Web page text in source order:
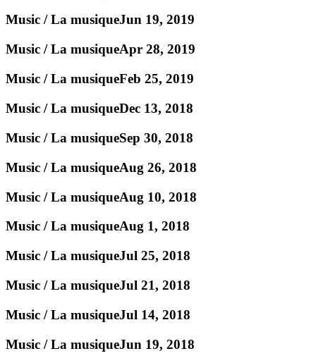
Music / La musiqueJun 19, 2019
Music / La musiqueApr 28, 2019
Music / La musiqueFeb 25, 2019
Music / La musiqueDec 13, 2018
Music / La musiqueSep 30, 2018
Music / La musiqueAug 26, 2018
Music / La musiqueAug 10, 2018
Music / La musiqueAug 1, 2018
Music / La musiqueJul 25, 2018
Music / La musiqueJul 21, 2018
Music / La musiqueJul 14, 2018
Music / La musiqueJun 19, 2018